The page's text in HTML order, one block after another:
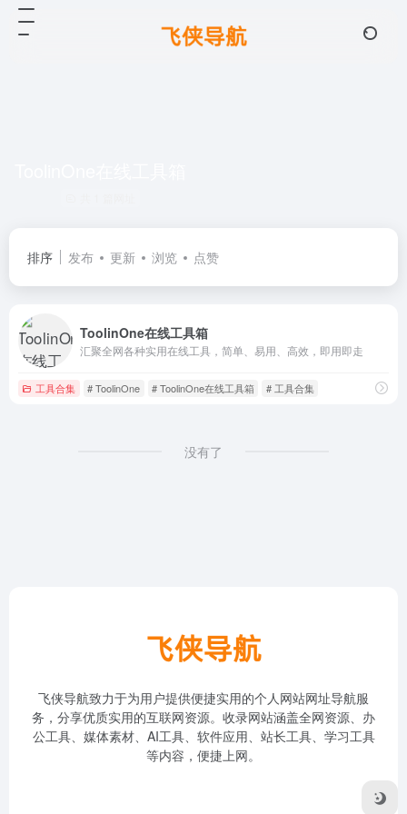
排序 发布 更新 浏览 点赞
ToolinOne在线工具箱
汇聚全网各种实用在线工具，简单、易用、高效，即用即走
工具合集 # ToolinOne # ToolinOne在线工具箱 # 工具合集
没有了
飞侠导航致力于为用户提供便捷实用的个人网站网址导航服
务，分享优质实用的互联网资源。收录网站涵盖全网资源、办
公工具、媒体素材、AI工具、软件应用、站长工具、学习工具
等内容，便捷上网。